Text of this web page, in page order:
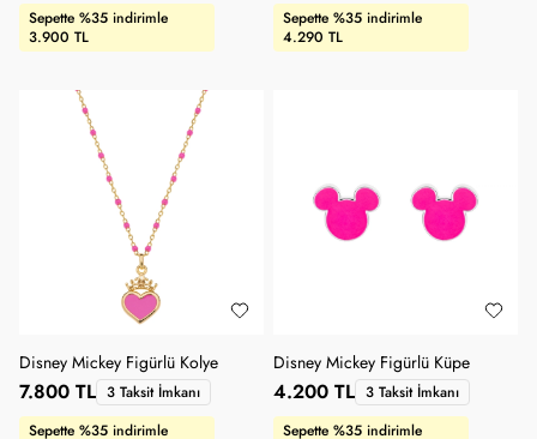
Sepette %35 indirimle
3.900 TL
Sepette %35 indirimle
4.290 TL
Disney Mickey Figürlü Kolye
Sepette %35 indirimle
7.800 TL 3 Taksit İmkanı
Disney Mickey Figürlü Küpe
Sepette %35 indirimle
4.200 TL 3 Taksit İmkanı